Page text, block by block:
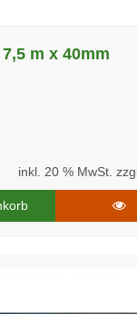
m x 40mm
inkl. 20 % MwSt.